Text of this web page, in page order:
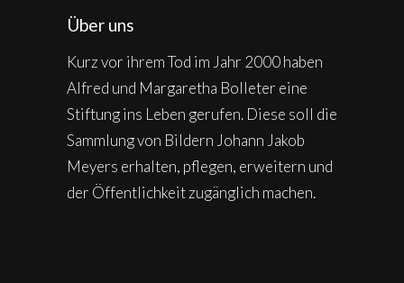
Über uns
Kurz vor ihrem Tod im Jahr 2000 haben
Alfred und Margaretha Bolleter eine
Stiftung ins Leben gerufen. Diese soll die
Sammlung von Bildern Johann Jakob
Meyers erhalten, pflegen, erweitern und
der Öffentlichkeit zugänglich machen.